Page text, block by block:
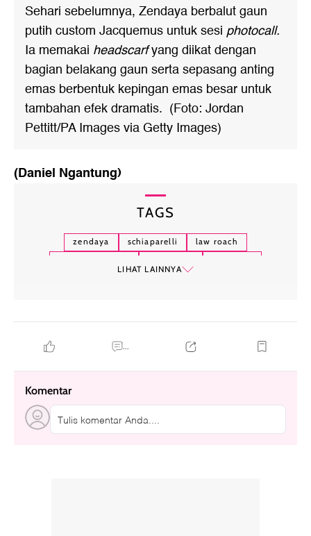
Sehari sebelumnya, Zendaya berbalut gaun
putih custom Jacquemus untuk sesi photocall.
Ia memakai headscarfyang diikat dengan
bagian belakang gaun serta sepasang anting
emas berbentuk kepingan emas besar untuk
tambahan efek dramatis. (Foto: Jordan
Pettitt/PA Images via Getty Images)
(Daniel Ngantung)
TAGS
zendaya schiaparelli
law roach
LIHAT LAINNYA
...
Komentar
Tulis komentar Anda....